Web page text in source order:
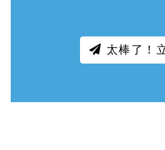
太棒了！